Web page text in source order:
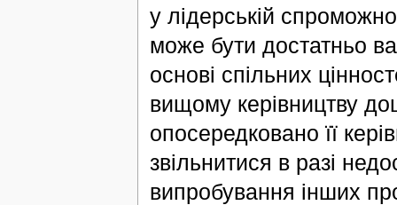
у лідерській
може бути достатньо
основі спільних
вищому керівництву
опосередковано її
звільнитися в разі
випробування інших